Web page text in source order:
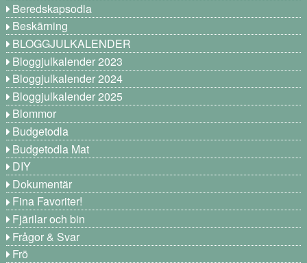
Beredskapsodla
Beskärning
BLOGGJULKALENDER
Bloggjulkalender 2023
Bloggjulkalender 2024
Bloggjulkalender 2025
Blommor
Budgetodla
Budgetodla Mat
DIY
Dokumentär
Fina Favoriter!
Fjärilar och bin
Frågor & Svar
Frö